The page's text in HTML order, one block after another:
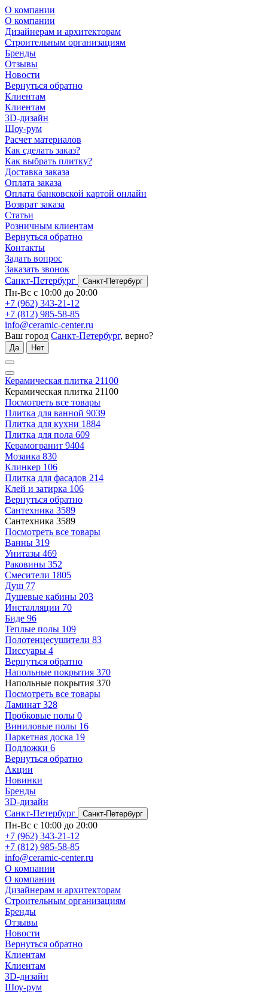
О компании
О компании
Дизайнерам и архитекторам
Строительным организациям
Бренды
Отзывы
Новости
Вернуться обратно
Клиентам
Клиентам
3D-дизайн
Шоу-рум
Расчет материалов
Как сделать заказ?
Как выбрать плитку?
Доставка заказа
Оплата заказа
Оплата банковской картой онлайн
Возврат заказа
Статьи
Розничным клиентам
Вернуться обратно
Контакты
Задать вопрос
Заказать звонок
Санкт-Петербург
Санкт-Петербург
Пн-Вс с 10:00 до 20:00
+7 (962) 343-21-12
+7 (812) 985-58-85
info@ceramic-center.ru
Ваш город Санкт-Петербург, верно?
Да Нет
Керамическая плитка 21100
Керамическая плитка 21100
Посмотреть все товары
Плитка для ванной 9039
Плитка для кухни 1884
Плитка для пола 609
Керамогранит 9404
Мозаика 830
Клинкер 106
Плитка для фасадов 214
Клей и затирка 106
Вернуться обратно
Сантехника 3589
Сантехника 3589
Посмотреть все товары
Ванны 319
Унитазы 469
Раковины 352
Смесители 1805
Душ 77
Душевые кабины 203
Инсталляции 70
Биде 96
Теплые полы 109
Полотенцесушители 83
Писсуары 4
Вернуться обратно
Напольные покрытия 370
Напольные покрытия 370
Посмотреть все товары
Ламинат 328
Пробковые полы 0
Виниловые полы 16
Паркетная доска 19
Подложки 6
Вернуться обратно
Акции
Новинки
Бренды
3D-дизайн
Санкт-Петербург
Санкт-Петербург
Пн-Вс с 10:00 до 20:00
+7 (962) 343-21-12
+7 (812) 985-58-85
info@ceramic-center.ru
О компании
О компании
Дизайнерам и архитекторам
Строительным организациям
Бренды
Отзывы
Новости
Вернуться обратно
Клиентам
Клиентам
3D-дизайн
Шоу-рум